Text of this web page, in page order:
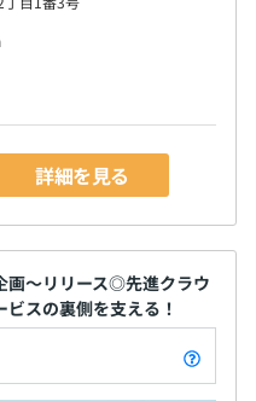
詳細を見る
画～リリース◎先進クラウ
スの裏側を支える！